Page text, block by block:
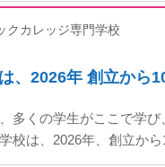
クカレッジ専門学校
、2026年 創立から
多くの学生がここで学
は、2026年、創立から